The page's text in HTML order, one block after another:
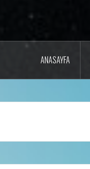
ANASAYFA